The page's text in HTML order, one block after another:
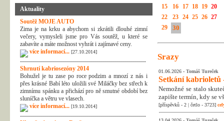
Aktuality
Soutěž MOJE AUTO
Zima je na krku a abychom si zkrátili dlouhé zimní
večery, vymysleli jsme pro Vás soutěž, u které se
zabavíte a máte možnost vyhrát i zajímavé ceny.
více informací... [27.10.2014]
---------------------------------------------------------------
Shrnutí kabriosezóny 2014
Bohužel je tu zase po roce podzim a mnozí z nás i
přes krásné Babí léto uložili své Miláčky bez střech k
zimnímu spánku a přichází pro ně smutné období bez
sluníčka a větru ve vlasech.
více informací... [19.10.2014]
---------------------------------------------------------------
15
16 17 18 19 20
22
23 24 25 26 27
29
30
Srazy
01.06.2026 - Tomáš Tureček
Setkání kabrioletů
Nemožné se stalo
zapište termín, kdy se
[příspěvků - 2 | četlo - 3723]